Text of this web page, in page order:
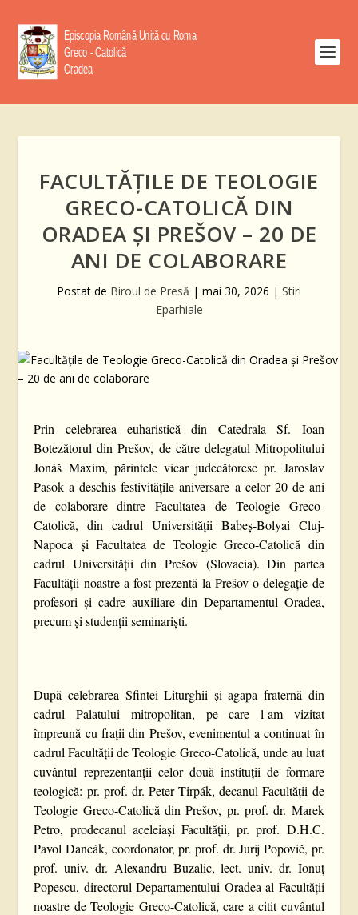
FACULTĂȚILE DE TEOLOGIE
GRECO-CATOLICĂ DIN
ORADEA ȘI PREŠOV – 20 DE
ANI DE COLABORARE
Postat de Biroul de Presă | mai 30, 2026 | Stiri
Eparhiale
Prin celebrarea euharistică din Catedrala Sf. Ioan
Botezătorul din Prešov, de către delegatul Mitropolitului
Jonáš Maxim, părintele vicar judecătoresc pr. Jaroslav
Pasok a deschis festivitățile aniversare a celor 20 de ani
de colaborare dintre Facultatea de Teologie Greco-
Catolică, din cadrul Universității Babeș-Bolyai Cluj-
Napoca și Facultatea de Teologie Greco-Catolică din
cadrul Universității din Prešov (Slovacia). Din partea
Facultății noastre a fost prezentă la Prešov o delegație de
profesori și cadre auxiliare din Departamentul Oradea,
precum și studenții seminariști.
După celebrarea Sfintei Liturghii și agapa fraternă din
cadrul Palatului mitropolitan, pe care l-am vizitat
împreună cu frații din Prešov, evenimentul a continuat în
cadrul Facultății de Teologie Greco-Catolică, unde au luat
cuvântul reprezentanții celor două instituții de formare
teologică: pr. prof. dr. Peter Tirpák, decanul Facultății de
Teologie Greco-Catolică din Prešov, pr. prof. dr. Marek
Petro, prodecanul aceleiași Facultății, pr. prof. D.H.C.
Pavol Dancák, coordonator, pr. prof. dr. Jurij Popovič, pr.
prof. univ. dr. Alexandru Buzalic, lect. univ. dr. Ionuț
Popescu, directorul Departamentului Oradea al Facultății
noastre de Teologie Greco-Catolică, care a citit cuvântul